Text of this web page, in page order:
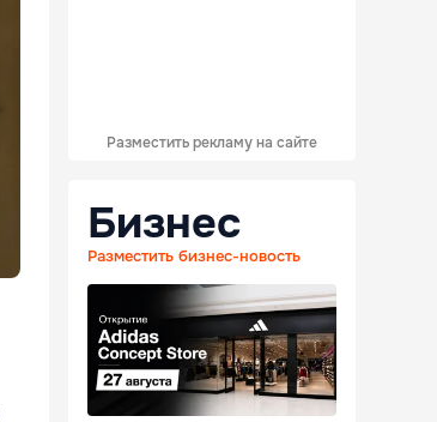
Разместить рекламу на сайте
Бизнес
Разместить бизнес-новость